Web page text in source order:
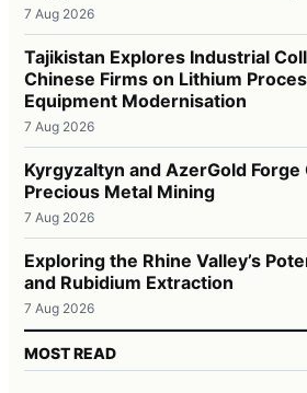
7 Aug 2026
Tajikistan Explores Industrial
Chinese Firms on Lithium
Equipment Modernisation
7 Aug 2026
Kyrgyzaltyn and AzerGold
Precious Metal Mining
7 Aug 2026
Exploring the Rhine Valley’s
and Rubidium Extraction
7 Aug 2026
MOST READ